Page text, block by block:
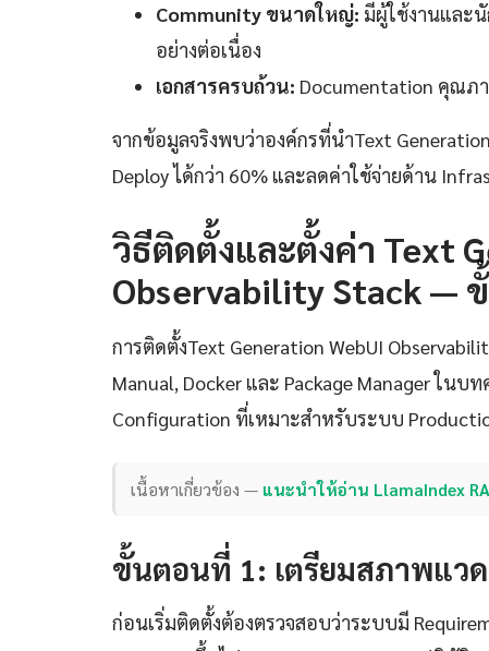
Community ขนาดใหญ่: มีผู้ใช้งานและ
อย่างต่อเนื่อง
เอกสารครบถ้วน: Documentation คุณภ
จากข้อมูลจริงพบว่าองค์กรที่นำText
Deploy ได้กว่า 60% และลดค่าใช้จ่ายด้าน
วิธีติดตั้งและตั้งค่า Text
Observability Stack —
การติดตั้งText Generation WebUI
Manual, Docker และ Package Manager ใน
Configuration ที่เหมาะสำหรับระบบ
เนื้อหาเกี่ยวข้อง — แนะนำให้อ่าน LlamaIndex
ขั้นตอนที่ 1: เตรียมสภาพแว
ก่อนเริ่มติดตั้งต้องตรวจสอบว่าระบบมี